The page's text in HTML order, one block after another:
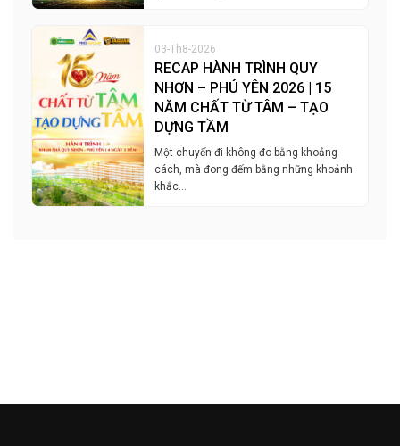
03-Th8-2026
RECAP HÀNH TRÌNH QUY
NHƠN – PHÚ YÊN 2026 | 15
NĂM CHẤT TỪ TÂM – TẠO
DỰNG TẦM
Một chuyến đi không đo bằng khoảng
cách, mà đong đếm bằng những khoảnh
khắc…